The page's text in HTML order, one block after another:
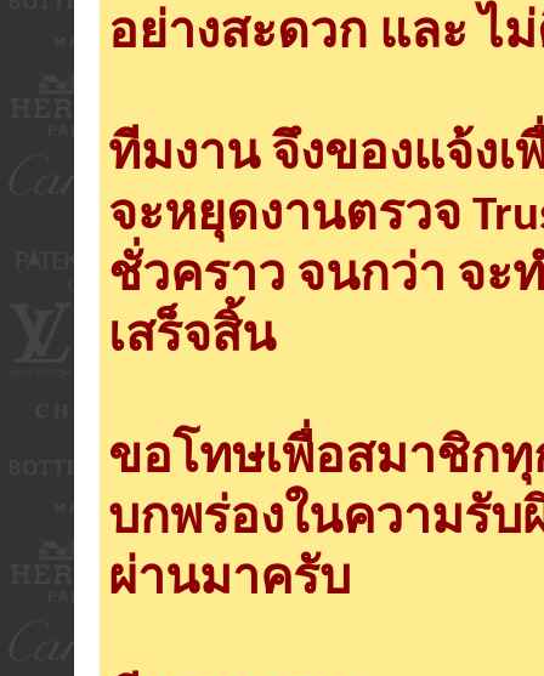
อย่างสะดวก และ ไ
ทีมงาน จึงของแจ้ง
จะหยุดงานตรวจ
ชั่วคราว จนกว่า จะ
เสร็จสิ้น
ขอโทษเพื่อสมาชิก
บกพร่องในความรั
ผ่านมาครับ